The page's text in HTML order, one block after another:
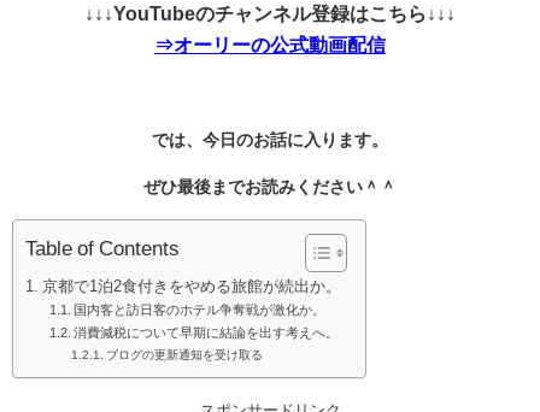
↓↓↓YouTubeのチャンネル登録はこちら↓↓↓
⇒オーリーの公式動画配信
では、今日のお話に入ります。
ぜひ最後までお読みください＾＾
Table of Contents
京都で1泊2食付きをやめる旅館が続出か。
国内客と訪日客のホテル争奪戦が激化か。
消費減税について早期に結論を出す考えへ。
ブログの更新通知を受け取る